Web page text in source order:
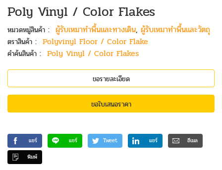
Poly Vinyl / Color Flakes
หมวดหมู่สินค้า : ผู้รับเหมาทำพื้นและทางเดิน, ผู้รับเหมาทำพื้นและวัตถุ
ตราสินค้า : Polyvinyl Floor / Color Flake
คำค้นสินค้า : Poly Vinyl / Color Flakes
ขอรายละเอียด
ขอใบเสนอราคา
แชร์ แชร์ Tweet แชร์
อีเมล
พิมพ์